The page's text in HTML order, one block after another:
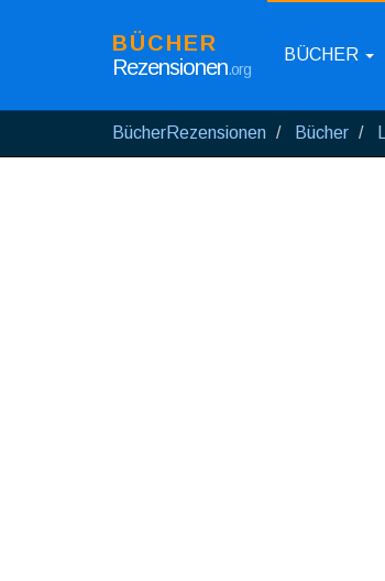
BÜCHER
Rezensionen.org
BÜCHER
BücherRezensionen Bücher